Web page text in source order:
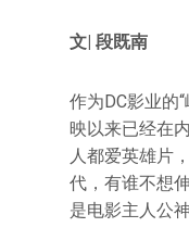
文| 段既南
作为DC影业的
映以来已经在
人都爱英雄片
代，有谁不想
是电影主人公